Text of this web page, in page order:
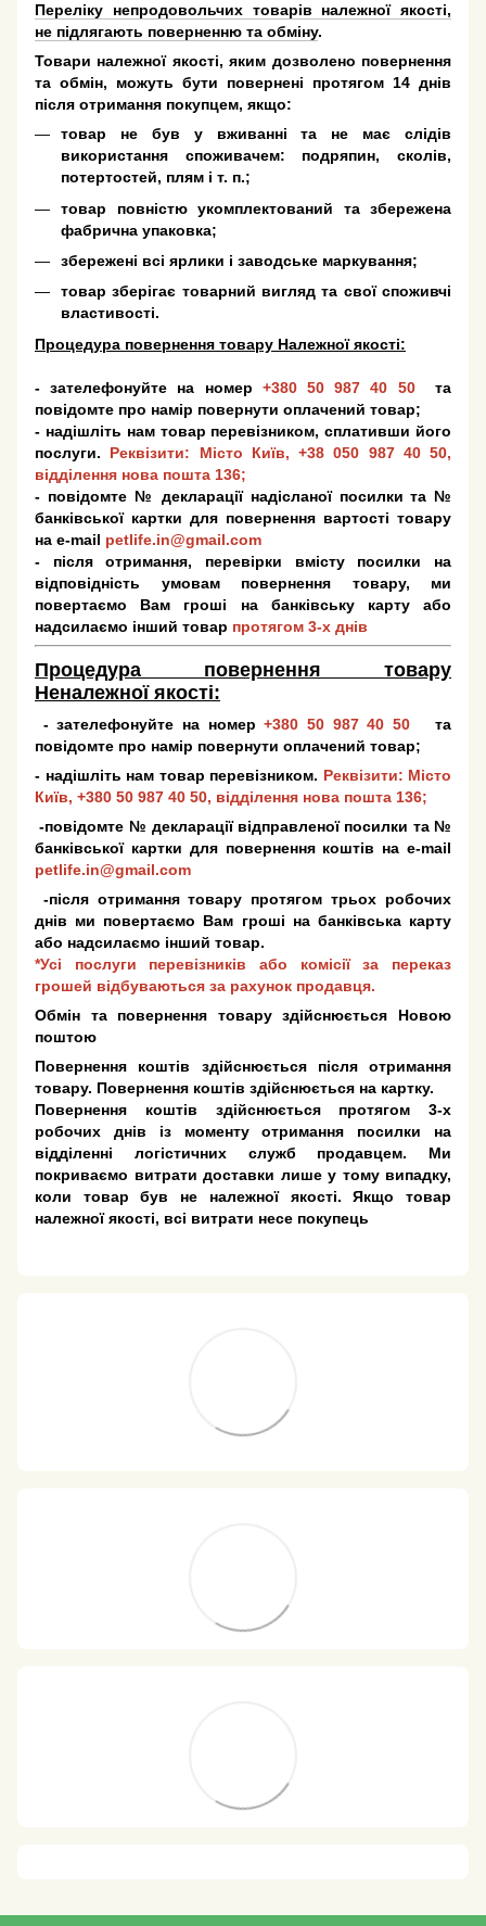
Переліку непродовольчих товарів належної якості,
не підлягають поверненню та обміну.
Товари належної якості, яким дозволено повернення
та обмін, можуть бути повернені протягом 14 днів
після отримання покупцем, якщо:
товар не був у вживанні та не має слідів
використання споживачем: подряпин, сколів,
потертостей, плям і т. п.;
товар повністю укомплектований та збережена
фабрична упаковка;
збережені всі ярлики і заводське маркування;
товар зберігає товарний вигляд та свої споживчі
властивості.
Процедура повернення товару Належної якості:
- зателефонуйте на номер +380 50 987 40 50
та
повідомте про намір повернути оплачений товар;
- надішліть нам товар перевізником, сплативши його
послуги. Реквізити: Місто Київ, +38 050 987 40 50,
відділення нова пошта 136;
- повідомте № декларації надісланої посилки та №
банківської картки для повернення вартості товару
на e-mail petlife.in@gmail.com
- після отримання, перевірки вмісту посилки на
відповідність умовам повернення товару, ми
повертаємо Вам гроші на банківську карту або
надсилаємо інший товар протягом 3-х днів
Процедура повернення товару
Неналежної якості:
- зателефонуйте на номер +380 50 987 40 50
та
повідомте про намір повернути оплачений товар;
- надішліть нам товар перевізником. Реквізити: Місто
Київ, +380 50 987 40 50, відділення нова пошта 136;
-повідомте № декларації відправленої посилки та №
банківської картки для повернення коштів на e-mail
petlife.in@gmail.com
-після отримання товару протягом трьох робочих
днів ми повертаємо Вам гроші на банківська карту
або надсилаємо інший товар.
*Усі послуги перевізників або комісії за переказ
грошей відбуваються за рахунок продавця.
Обмін та повернення товару здійснюється Новою
поштою
Повернення коштів здійснюється після отримання
товару. Повернення коштів здійснюється на картку.
Повернення коштів здійснюється протягом 3-х
робочих днів із моменту отримання посилки на
відділенні логістичних служб продавцем. Ми
покриваємо витрати доставки лише у тому випадку,
коли товар був не належної якості. Якщо товар
належної якості, всі витрати несе покупець